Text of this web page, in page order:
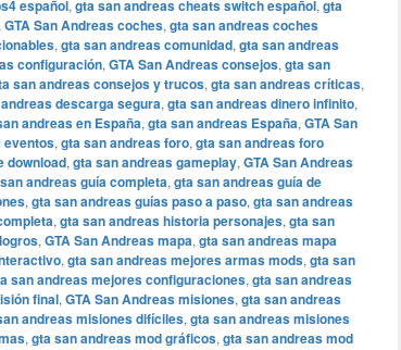
español, gta san andreas cheats switch español, gta
GTA San Andreas coches, gta san andreas coches
, gta san andreas comunidad, gta san andreas
configuración, GTA San Andreas consejos, gta san
san andreas consejos y trucos, gta san andreas críticas,
descarga segura, gta san andreas dinero infinito,
andreas en España, gta san andreas España, GTA San
eventos, gta san andreas foro, gta san andreas foro
download, gta san andreas gameplay, GTA San Andreas
andreas guía completa, gta san andreas guía de
, gta san andreas guías paso a paso, gta san andreas
, gta san andreas historia personajes, gta san
, GTA San Andreas mapa, gta san andreas mapa
, gta san andreas mejores armas mods, gta san
san andreas mejores configuraciones, gta san andreas
final, GTA San Andreas misiones, gta san andreas
andreas misiones difíciles, gta san andreas misiones
, gta san andreas mod gráficos, gta san andreas mod